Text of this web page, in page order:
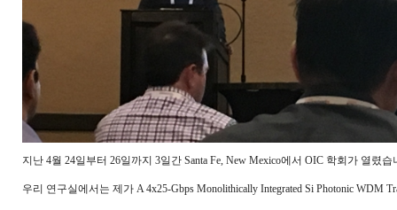
지난 4월 24일부터 26일까지 3일간 Santa Fe, New Mexico에서 OIC 학회가 열렸습
우리 연구실에서는 제가 A 4x25-Gbps Monolithically Integrated Si Photonic WDM